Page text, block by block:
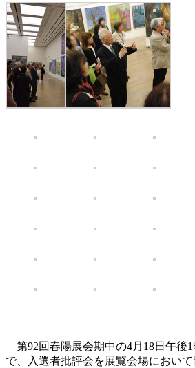
第92回春陽展会期中の4月18日午後1
で、入選者批評会を展覧会場におい